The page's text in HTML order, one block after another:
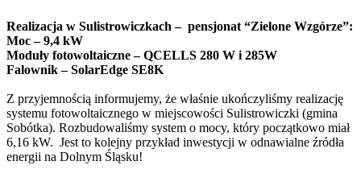
Realizacja w Sulistrowiczkach – pensjonat “Zielone Wzgórze”:
Moc – 9,4 kW
Moduły fotowoltaiczne – QCELLS 280 W i 285W
Falownik – SolarEdge SE8K
Z przyjemnością informujemy, że właśnie ukończyliśmy realizację
systemu fotowoltaicznego w miejscowości Sulistrowiczki (gmina
Sobótka). Rozbudowaliśmy system o mocy, który początkowo miał
6,16 kW. Jest to kolejny przykład inwestycji w odnawialne źródła
energii na Dolnym Śląsku!